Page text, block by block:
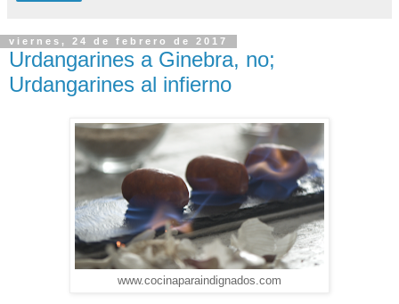
viernes, 24 de febrero de 2017
Urdangarines a Ginebra, no;
Urdangarines al infierno
www.cocinaparaindignados.com